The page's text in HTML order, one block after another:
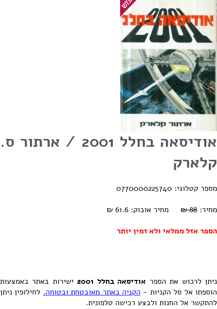
אודיסאה בחלל 2001 / ארתור ס.
קלארק
מספר קטלוגי: 0770000225740
מחיר: 88 ₪
מחיר אובוק: 61.6 ₪
הספר אזל ממלאי ולא זמין יותר
ניתן לרכוש את הספר אודיסאה בחלל 2001
ישירות באתר באמצעות
הוספתו אל סל הקניות - הקניה באתר מאובטחת ובטוחה. לחילופין ניתן
להתקשר אל החנות ולבצע רכישה טלפונית.